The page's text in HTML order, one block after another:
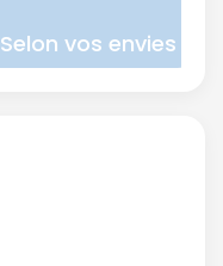
Selon vos envies